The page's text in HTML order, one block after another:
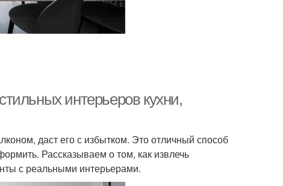
интерьеров кухни,
даст его с избытком. Это отличный способ
Рассказываем о том, как извлечь
с реальными интерьерами.